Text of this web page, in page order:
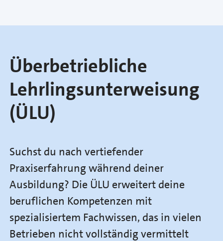
Überbetriebliche
Lehrlingsunterweisung
(ÜLU)
Suchst du nach vertiefender
Praxiserfahrung während deiner
Ausbildung? Die ÜLU erweitert deine
beruflichen Kompetenzen mit
spezialisiertem Fachwissen, das in vielen
Betrieben nicht vollständig vermittelt